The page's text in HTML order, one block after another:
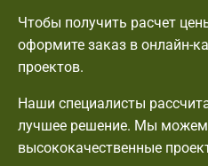
Чтобы получить расчет
оформите заказ в онлайн-
проектов.
Наши специалисты
лучшее решение. Мы
высококачественные